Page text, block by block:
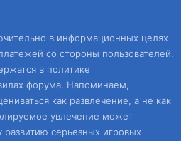
в информационных целях
со стороны пользователей.
в политике
форума. Напоминаем,
как развлечение, а не как
увлечение может
серьезных игровых